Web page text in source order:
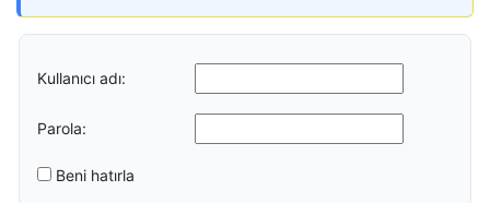
Kullanıcı adı:
Parola:
Beni hatırla